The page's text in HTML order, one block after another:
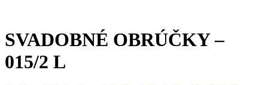
SVADOBNÉ OBRÚČKY –
015/2 L